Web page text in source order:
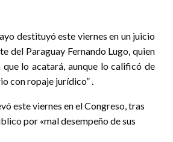
destituyó este viernes en un juicio
del Paraguay Fernando Lugo, quien
que lo acatará, aunque lo calificó de
con ropaje jurídico” .
este viernes en el Congreso, tras
por «mal desempeño de sus